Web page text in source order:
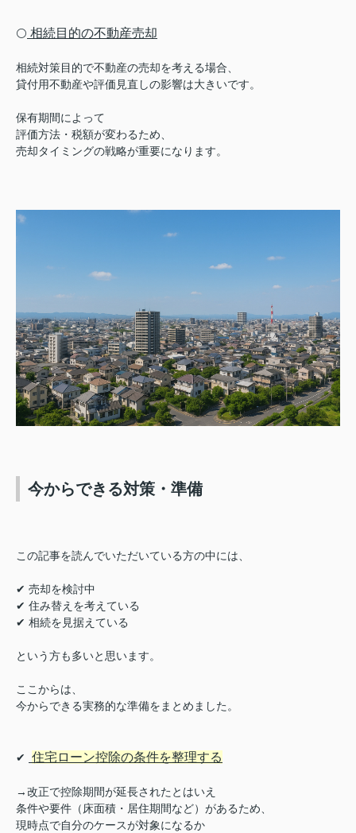
⚪️ 相続目的の不動産売却
相続対策目的で不動産の売却を考える場合、
貸付用不動産や評価見直しの影響は大きいです。
保有期間によって
評価方法・税額が変わるため、
売却タイミングの戦略が重要になります。
今からできる対策・準備
この記事を読んでいただいている方の中には、
✔ 売却を検討中
✔ 住み替えを考えている
✔ 相続を見据えている
という方も多いと思います。
ここからは、
今からできる実務的な準備をまとめました。
✔ 住宅ローン控除の条件を整理する
→改正で控除期間が延長されたとはいえ
条件や要件（床面積・居住期間など）があるため、
現時点で自分のケースが対象になるか